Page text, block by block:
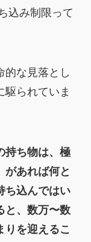
込み制限って
的な見落とし
駆られていま
持ち物は、極
があれば何と
ち込んではい
と、数万〜数
りを迎えるこ